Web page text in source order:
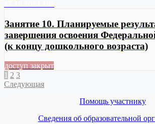
Занятие 10. Планируемые
завершения освоения
(к концу дошкольного возраста)
доступ закрыт
1 2 3
Следующая
Помощь участнику
Сведения об образовательной